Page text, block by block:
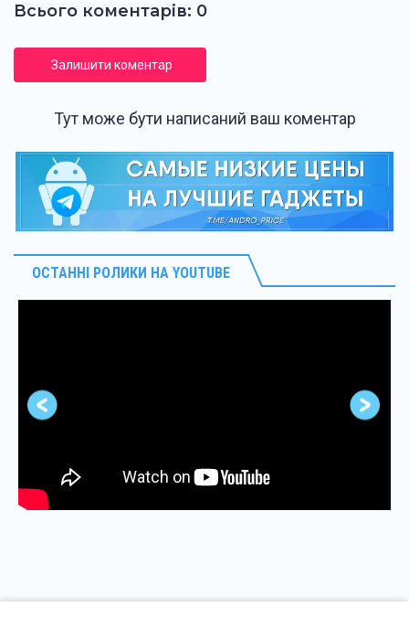
Всього коментарів: 0
Залишити коментар
Тут може бути написаний ваш коментар
ОСТАННІ РОЛИКИ НА YOUTUBE